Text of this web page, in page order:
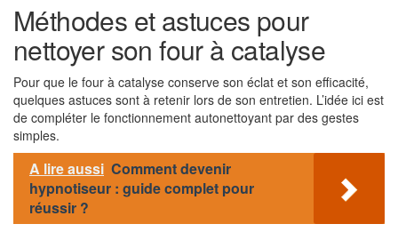
Méthodes et astuces pour
nettoyer son four à catalyse
Pour que le four à catalyse conserve son éclat et son efficacité,
quelques astuces sont à retenir lors de son entretien. L’idée ici est
de compléter le fonctionnement autonettoyant par des gestes
simples.
A lire aussi Comment devenir
hypnotiseur : guide complet pour
réussir ?